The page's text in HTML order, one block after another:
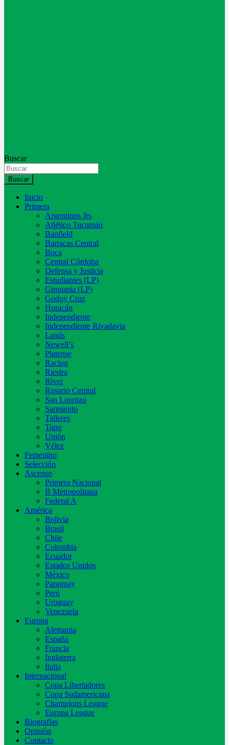
Buscar
Buscar
Inicio
Primera
Argentinos Jrs
Atlético Tucumán
Banfield
Barracas Central
Boca
Central Córdoba
Defensa y Justicia
Estudiantes (LP)
Gimnasia (LP)
Godoy Cruz
Huracán
Independiente
Independiente Rivadavia
Lanús
Newell’s
Platense
Racing
Riestra
River
Rosario Central
San Lorenzo
Sarmiento
Talleres
Tigre
Unión
Vélez
Femenino
Selección
Ascenso
Primera Nacional
B Metropolitana
Federal A
América
Bolivia
Brasil
Chile
Colombia
Ecuador
Estados Unidos
México
Paraguay
Perú
Uruguay
Venezuela
Europa
Alemania
España
Francia
Inglaterra
Italia
Internacional
Copa Libertadores
Copa Sudamericana
Champions League
Europa League
Biografías
Opinión
Contacto